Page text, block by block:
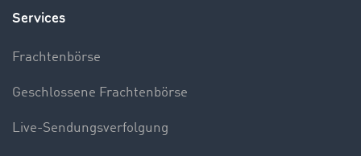
Services
Frachtenbörse
Geschlossene Frachtenbörse
Live-Sendungsverfolgung